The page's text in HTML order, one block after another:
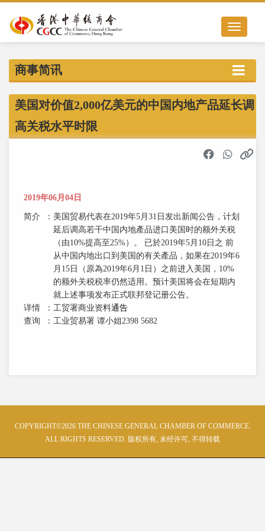
Toggle
商事简讯
美国对价值2,000亿美元的中国内地产品延长调
高关税水平时限
2019年06月04日
简介 ： 美国贸易代表在2019年5月31日发出新闻公告，计划
延后调高若干中国内地產品进口美国时的额外关税
（由10%提高至25%）。 已於2019年5月10日之 前
从中国内地出口到美国的有关產品，如果在2019年6
月15日（原為2019年6月1日）之前进入美国，10%
的额外关税税率仍然适用。预计美国将会在短期内
就上述事项发布正式联邦登记册公告。
详情
： 工贸署商业资料通告
查询
： 工业贸易署 谭小姐2398 5682
COPYRIGHT©2026 THE CHINESE GENERAL CHAMBER OF COMMERCE.
ALL RIGHTS RESERVED. 版权所有, 未经许可, 不得转载